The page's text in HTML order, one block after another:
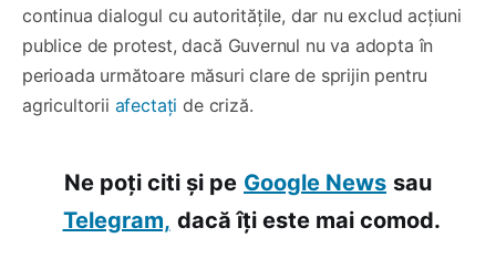
continua dialogul cu autoritățile, dar nu exclud acțiuni
publice de protest, dacă Guvernul nu va adopta în
perioada următoare măsuri clare de sprijin pentru
agricultorii afectați de criză.
Ne poți citi și pe Google News sau
Telegram, dacă îți este mai comod.